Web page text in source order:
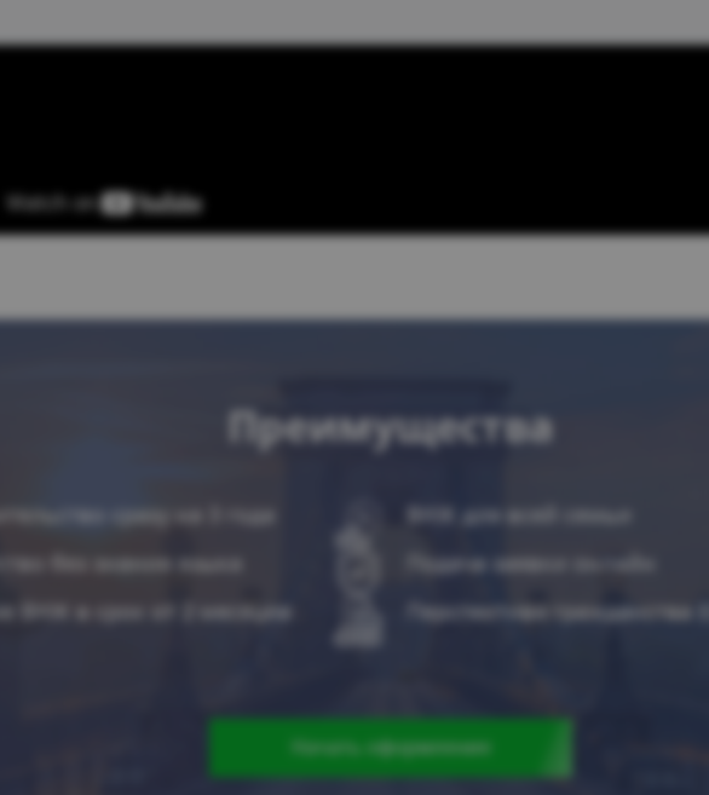
Преимущества
сразу на 3 года
ВНЖ для всей семьи
без знания языка
Подача заявки онлайн
ВНЖ в срок от 2 месяцев
Перспектива гражданства ЕС
Начать оформление